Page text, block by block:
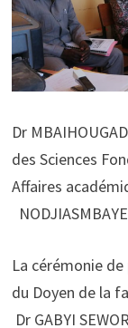
Dr
des Sciences
Affaires
La cérémonie
du Doyen de la
Dr GABYI